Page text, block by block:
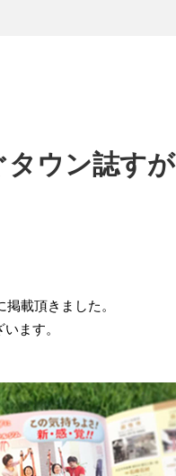
タウン誌すが
載頂きました。
ます。